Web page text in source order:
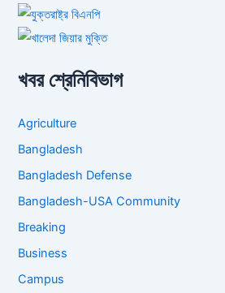
খবর শ্রেনিবিভাগ
Agriculture
Bangladesh
Bangladesh Defense
Bangladesh-USA Community
Breaking
Business
Campus